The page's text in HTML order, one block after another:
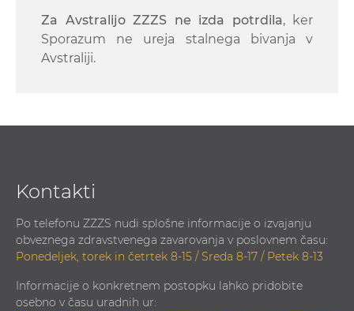
Za Avstralijo ZZZS ne izda potrdila, ker
Sporazum ne ureja stalnega bivanja v
Avstraliji.
Kontakti
Po telefonu ZZZS nudi splošne informacije o izvajanju
obveznega zdravstvenega zavarovanja v poslovnem času:
Ponedeljek, torek in četrtek 8-15 / Sreda 8-17 / Petek 8-13
Informacije o konkretnem postopku lahko pridobite
osebno v času uradnih ur: